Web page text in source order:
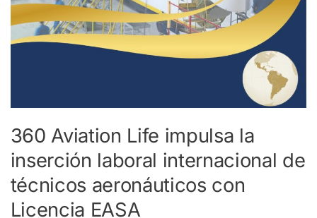
360 Aviation Life impulsa la
inserción laboral internacional de
técnicos aeronáuticos con
Licencia EASA
aeronáuticos